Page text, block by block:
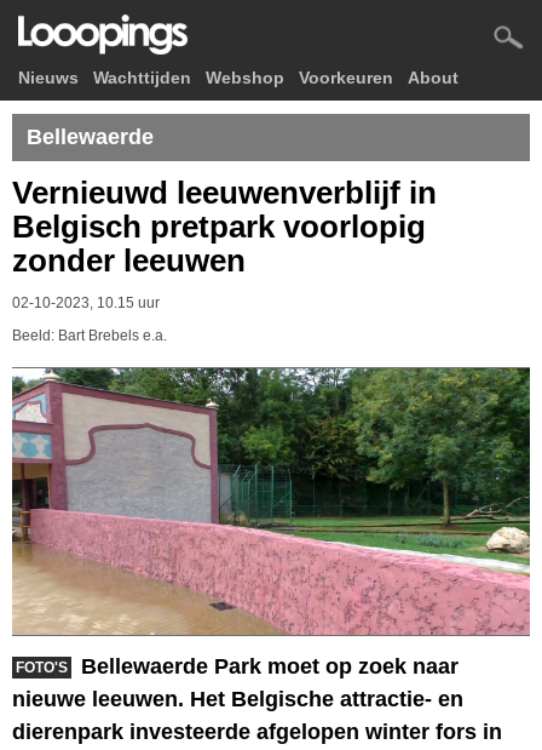
Nieuws Wachttijden Webshop Voorkeuren About
Bellewaerde
Vernieuwd leeuwenverblijf in
Belgisch pretpark voorlopig
zonder leeuwen
02-10-2023, 10.15 uur
Beeld: Bart Brebels e.a.
FOTO'S
Bellewaerde Park moet op zoek naar
nieuwe leeuwen. Het Belgische attractie- en
dierenpark investeerde afgelopen winter fors in